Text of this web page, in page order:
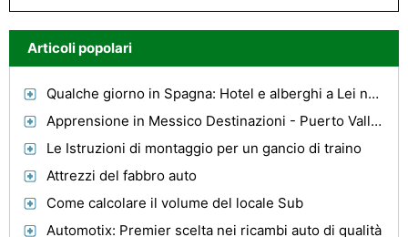
Articoli popolari
Qualche giorno in Spagna: Hotel e alberghi a Lei non vuole perdere
Apprensione in Messico Destinazioni - Puerto Vallarta
Le Istruzioni di montaggio per un gancio di traino
Attrezzi del fabbro auto
Come calcolare il volume del locale Sub
Automotix: Premier scelta nei ricambi auto di qualità